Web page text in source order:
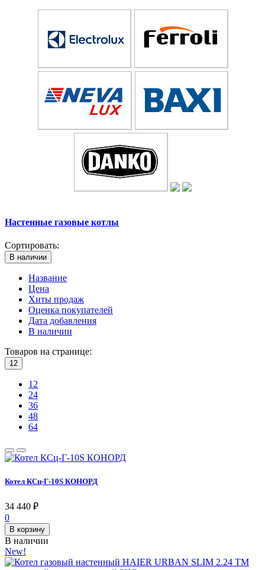
Настенные газовые котлы
Сортировать:
В наличии
Название
Цена
Хиты продаж
Оценка покупателей
Дата добавления
В наличии
Товаров на странице:
12
12
24
36
48
64
Котел КСц-Г-10S КОНОРД
34 440 ₽
0
В корзину
В наличии
New!